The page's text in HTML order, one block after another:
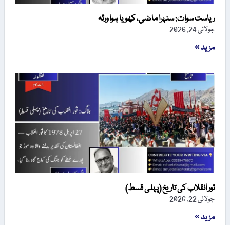
ریاست سوات: سنہرا ماضی، کھویا ہوا ورثہ
جولائی 24, 2026
مزید »
ثور انقلاب کی تاریخ (پہلی قسط)
جولائی 22, 2026
مزید »